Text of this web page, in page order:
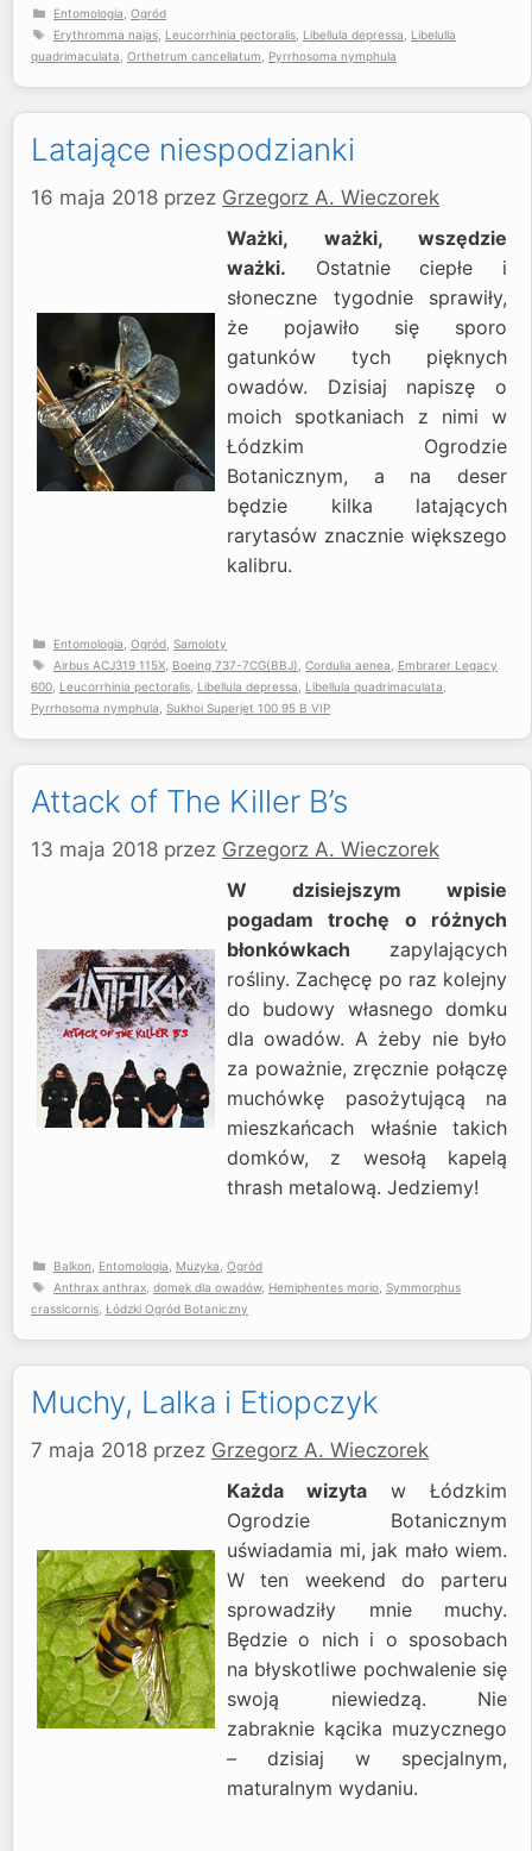
Kategorie
Entomologia Ogród
Tagi
Erythromma najas Leucorrhinia pectoralis Libellula depressa
Libelulla
quadrimaculata Orthetrum cancellatum Pyrrhosoma nymphula
Latające niespodzianki
16 maja 2018 przez Grzegorz A. Wieczorek
Ważki, ważki, wszędzie
ważki. Ostatnie ciepłe i
słoneczne tygodnie sprawiły,
że pojawiło się sporo
gatunków tych pięknych
owadów. Dzisiaj napiszę o
moich spotkaniach z nimi w
Łódzkim Ogrodzie
Botanicznym, a na deser
będzie kilka latających
rarytasów znacznie większego
kalibru.
Kategorie
Entomologia Ogród Samoloty
Tagi
Airbus ACJ319 115X Boeing 737-7CG(BBJ) Cordulia aenea
Embrarer Legacy
600 Leucorrhinia pectoralis Libellula depressa Libellula quadrimaculata
Pyrrhosoma nymphula Sukhoi Superjet 100 95 B VIP
Attack of The Killer B’s
13 maja 2018 przez Grzegorz A. Wieczorek
W dzisiejszym wpisie
pogadam trochę o różnych
błonkówkach zapylających
rośliny. Zachęcę po raz kolejny
do budowy własnego domku
dla owadów. A żeby nie było
za poważnie, zręcznie połączę
muchówkę pasożytującą na
mieszkańcach właśnie takich
domków, z wesołą kapelą
thrash metalową. Jedziemy!
Kategorie
Balkon Entomologia Muzyka Ogród
Tagi
Anthrax anthrax domek dla owadów, Hemiphentes morio Symmorphus
crassicornis Łódzki Ogród Botaniczny
Muchy, Lalka i Etiopczyk
7 maja 2018 przez Grzegorz A. Wieczorek
Każda wizyta w Łódzkim
Ogrodzie Botanicznym
uświadamia mi, jak mało wiem.
W ten weekend do parteru
sprowadziły mnie muchy.
Będzie o nich i o sposobach
na błyskotliwe pochwalenie się
swoją niewiedzą. Nie
zabraknie kącika muzycznego
– dzisiaj w specjalnym,
maturalnym wydaniu.